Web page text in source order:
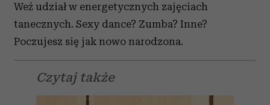
Weź udział w energetycznych zajęciach
tanecznych. Sexy dance? Zumba? Inne?
Poczujesz się jak nowo narodzona.
Czytaj także